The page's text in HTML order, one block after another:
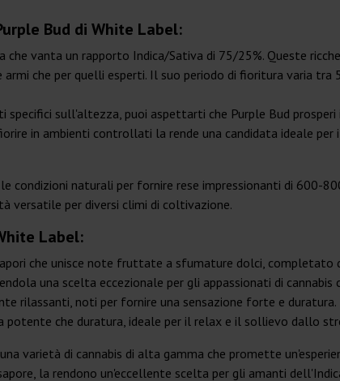
Bud di White Label:
vanta un rapporto Indica/Sativa di 75/25%. Queste
che per quelli esperti. Il suo periodo di fioritura varia tra
specifici sull'altezza, puoi aspettarti che Purple Bud
in ambienti controllati la rende una candidata ideale
condizioni naturali per fornire rese impressionanti di 600-
versatile per diversi climi di coltivazione.
Label:
che unisce note fruttate a sfumature dolci, completato
una scelta eccezionale per gli appassionati di
rilassanti, noti per fornire una sensazione forte e
potente che duratura, ideale per il relax e il sollievo dallo
varietà di cannabis di alta gamma che promette
la rendono un'eccellente scelta per gli amanti